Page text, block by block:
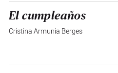
El cumpleaños
Cristina Armunia Berges